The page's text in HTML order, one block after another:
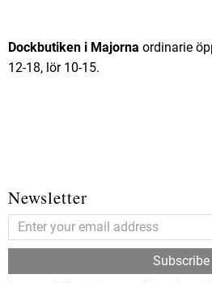
Dockbutiken i Majorna ordinarie
12-18, lör 10-15.
Newsletter
Subscribe